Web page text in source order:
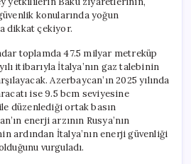
konularında yoğun
dikkat çekiyor.
toplamda 47.5 milyar metreküp
itibarıyla İtalya’nın gaz talebinin
Azerbaycan’ın 2025 yılında
ise 9.5 bcm seviyesine
düzenlediği ortak basın
enerji arzının Rusya’nın
ardından İtalya’nın enerji güvenliği
vurguladı.